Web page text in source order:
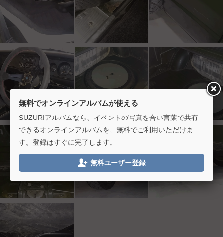
無料でオンラインアルバムが使える
SUZURIアルバムなら、イベントの写真を合い言葉で共有
できるオンラインアルバムを、無料でご利用いただけま
す。登録はすぐに完了します。
 無料ユーザー登録